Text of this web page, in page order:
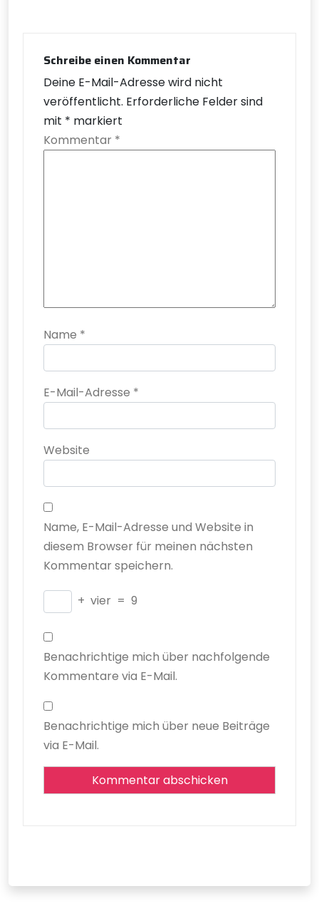
Schreibe einen Kommentar
Deine E-Mail-Adresse wird nicht
veröffentlicht. Erforderliche Felder sind
mit * markiert
Kommentar *
Name *
E-Mail-Adresse *
Website
Name, E-Mail-Adresse und Website in
diesem Browser für meinen nächsten
Kommentar speichern.
+ vier = 9
Benachrichtige mich über nachfolgende
Kommentare via E-Mail.
Benachrichtige mich über neue Beiträge
via E-Mail.